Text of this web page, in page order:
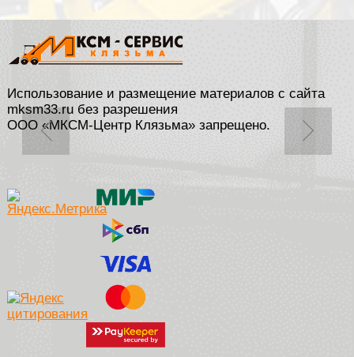
Использование и размещение материалов с сайта
mksm33.ru без разрешения
ООО «МКСМ-Центр Клязьма» запрещено.